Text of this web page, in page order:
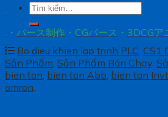
Tìm
・ パース制作 ・ CGパース ・ 3DCGア
Bo dieu khien lap trinh PLC CS1
Sản Phẩm Sản Phẩm Bán Chạy
bien tan bien tan Abb bien tan Invt
omron